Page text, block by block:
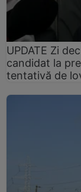
UPDATE Zi
candidat la
tentativă de